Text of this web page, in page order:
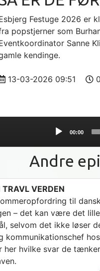
Festuge 2026 er
popstjerner som
Sanne
kendinge.
13-03-2026 09:51
00:00
Andre
TRAVL VERDEN
til
– det kan være det
selvom det ikke løser
kommunikationschef hos
hvilke svar de